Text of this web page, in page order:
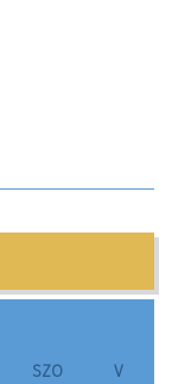
SZO
V